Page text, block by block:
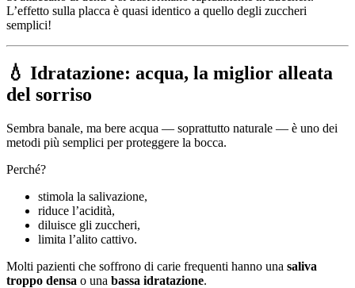
L’effetto sulla placca è quasi identico a quello degli zuccheri
semplici!
💧 Idratazione: acqua, la miglior alleata
del sorriso
Sembra banale, ma bere acqua — soprattutto naturale — è uno dei
metodi più semplici per proteggere la bocca.
Perché?
stimola la salivazione,
riduce l’acidità,
diluisce gli zuccheri,
limita l’alito cattivo.
Molti pazienti che soffrono di carie frequenti hanno una saliva
troppo densa o una bassa idratazione.